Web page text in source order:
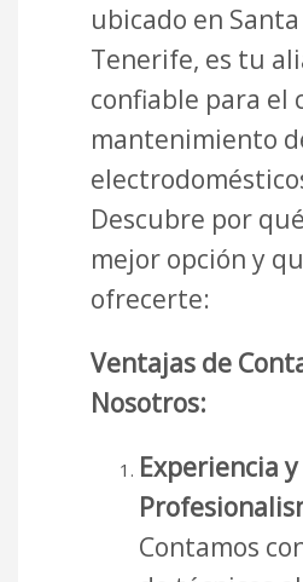
ubicado en
Tenerife, es tu
confiable para el
mantenimiento
Descubre por
mejor opción y
ofrecerte:
Ventajas de
Nosotros:
Experiencia y
Contamos